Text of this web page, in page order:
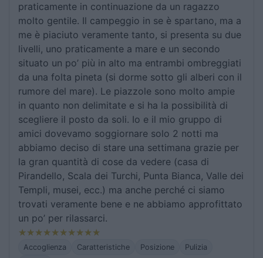
praticamente in continuazione da un ragazzo
molto gentile. Il campeggio in se è spartano, ma a
me è piaciuto veramente tanto, si presenta su due
livelli, uno praticamente a mare e un secondo
situato un po’ più in alto ma entrambi ombreggiati
da una folta pineta (si dorme sotto gli alberi con il
rumore del mare). Le piazzole sono molto ampie
in quanto non delimitate e si ha la possibilità di
scegliere il posto da soli. Io e il mio gruppo di
amici dovevamo soggiornare solo 2 notti ma
abbiamo deciso di stare una settimana grazie per
la gran quantità di cose da vedere (casa di
Pirandello, Scala dei Turchi, Punta Bianca, Valle dei
Templi, musei, ecc.) ma anche perché ci siamo
trovati veramente bene e ne abbiamo approfittato
un po’ per rilassarci.
Accoglienza Caratteristiche Posizione
Pulizia